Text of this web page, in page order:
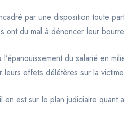
par une disposition toute
ont du mal à dénoncer leur
du salarié en
leurs effets délétères sur la
est sur le plan judiciaire